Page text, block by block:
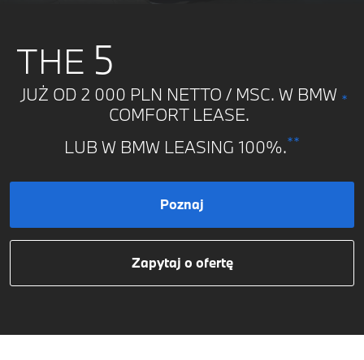
THE 5
JUŻ OD 2 000 PLN NETTO / MSC. W BMW
COMFORT LEASE.
*
LUB W BMW LEASING 100%.**
Poznaj
Zapytaj o ofertę